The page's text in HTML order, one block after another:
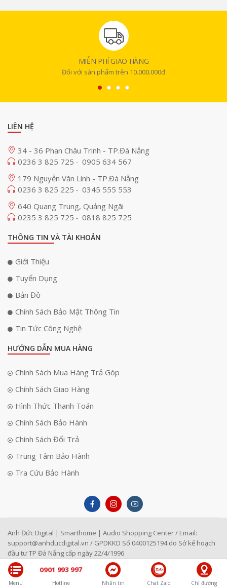
MIỄN PHÍ GIAO HÀNG
Đối với sản phẩm trên 10.000.000đ
Menu
0901 993 997
Hotline Nhắn tin Chat Zalo Chỉ đường
LIÊN HỆ
34 - 36 Phan Châu Trinh - TP.Đà Nẵng
0236 3 825 725 - 0905 634 567
179 Nguyễn Văn Linh - TP.Đà Nẵng
0236 3 825 225 - 0345 555 553
640 Quang Trung, Quảng Ngãi
0235 3 825 725 - 0818 825 725
THÔNG TIN VÀ TÀI KHOẢN
Giới Thiệu
Tuyển Dụng
Bản Đồ
Chính Sách Bảo Mật Thông Tin
Tin Tức Công Nghệ
HƯỚNG DẪN MUA HÀNG
Chính Sách Mua Hàng Trả Góp
Chính Sách Giao Hàng
Hình Thức Thanh Toán
Chính Sách Bảo Hành
Chính Sách Đổi Trả
Trung Tâm Bảo Hành
Tra Cứu Bảo Hành
Anh Đức Digital | Smarthome | Audio Shopping Center / Email:
support@anhducdigital.vn / GPDKKD Số 0400125194 do Sở kế hoạch
đầu tư TP Đà Nẵng cấp ngày 22/4/1996